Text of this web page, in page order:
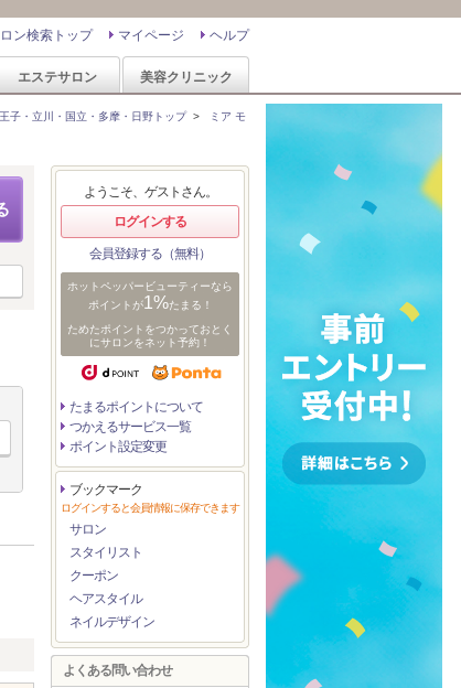
ヘルプ
マイページ
ン検索トップ
エステサロン 美容クリニック
子・立川・国立・多摩・日野トップ>
ミア モ
ようこそ、ゲストさん。
ログインする
会員登録する（無料）
ホットペッパービューティーなら
ポイントが1%たまる！
ためたポイントをつかっておとく
にサロンをネット予約！
たまるポイントについて
つかえるサービス一覧
ポイント設定変更
ブックマーク
ログインすると会員情報に保存できます
サロン
スタイリスト
クーポン
ヘアスタイル
ネイルデザイン
よくある問い合わせ